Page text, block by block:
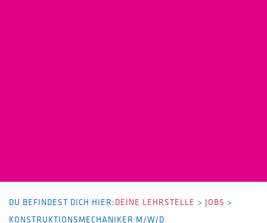
DU BEFINDEST DICH HIER:DEINE LEHRSTELLE > JOBS >
KONSTRUKTIONSMECHANIKER M/W/D